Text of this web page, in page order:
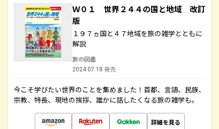
Ｗ０１ 世界２４４の国と地域 改訂
版
１９７ヵ国と４７地域を旅の雑学とともに
解説
旅の図鑑
2024.07.18 発売
今こそ学びたい世界のことを集めました！首都、言語、民族、
宗教、特長、現地の挨拶、誰かに話したくなる旅の雑学も。
詳細を見る